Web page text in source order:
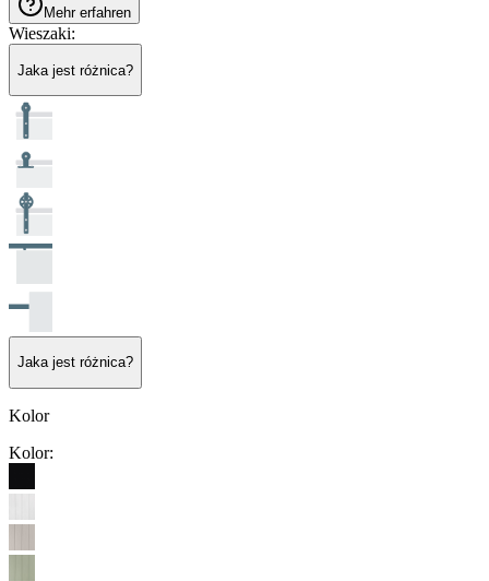
Mehr erfahren
Wieszaki:
Jaka jest różnica?
Jaka jest różnica?
Kolor
Kolor: